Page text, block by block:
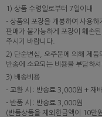
1) 상품 수령일로부터 7일이내
- 상품의 포장을 개봉하여 사용
판매가 불가능하게 포장이 훼손
주시기 바랍니다.
2) 단순변심, 오주문에 의해 제품
반송에 소요되는 비용을 부담하셔
3) 배송비용
- 교환 시 : 반송료 3,000원 + 재
- 반품 시 : 반송료 3,000원
(반품상품을 제외한금액이 10만